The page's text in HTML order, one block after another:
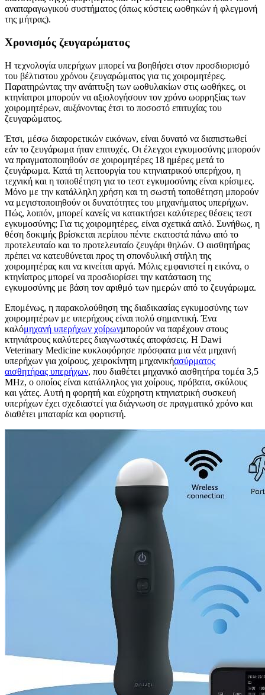
αναπαραγωγικού συστήματος (όπως κύστεις ωοθηκών ή φλεγμονή
της μήτρας).
Χρονισμός ζευγαρώματος
Η τεχνολογία υπερήχων μπορεί να βοηθήσει στον προσδιορισμό
του βέλτιστου χρόνου ζευγαρώματος για τις χοιρομητέρες.
Παρατηρώντας την ανάπτυξη των ωοθυλακίων στις ωοθήκες, οι
κτηνίατροι μπορούν να αξιολογήσουν τον χρόνο ωορρηξίας των
χοιρομητέρων, αυξάνοντας έτσι το ποσοστό επιτυχίας του
ζευγαρώματος.
Έτσι, μέσω διαφορετικών εικόνων, είναι δυνατό να διαπιστωθεί
εάν το ζευγάρωμα ήταν επιτυχές. Οι έλεγχοι εγκυμοσύνης μπορούν
να πραγματοποιηθούν σε χοιρομητέρες 18 ημέρες μετά το
ζευγάρωμα. Κατά τη λειτουργία του κτηνιατρικού υπερήχου, η
τεχνική και η τοποθέτηση για το τεστ εγκυμοσύνης είναι κρίσιμες.
Μόνο με την κατάλληλη χρήση και τη σωστή τοποθέτηση μπορούν
να μεγιστοποιηθούν οι δυνατότητες του μηχανήματος υπερήχων.
Πώς, λοιπόν, μπορεί κανείς να κατακτήσει καλύτερες θέσεις τεστ
εγκυμοσύνης; Για τις χοιρομητέρες, είναι σχετικά απλό. Συνήθως, η
θέση δοκιμής βρίσκεται περίπου πέντε εκατοστά πάνω από το
προτελευταίο και το προτελευταίο ζευγάρι θηλών. Ο αισθητήρας
πρέπει να κατευθύνεται προς τη σπονδυλική στήλη της
χοιρομητέρας και να κινείται αργά. Μόλις εμφανιστεί η εικόνα, ο
κτηνίατρος μπορεί να προσδιορίσει την κατάσταση της
εγκυμοσύνης με βάση τον αριθμό των ημερών από το ζευγάρωμα.
Επομένως, η παρακολούθηση της διαδικασίας εγκυμοσύνης των
χοιρομητέρων με υπερήχους είναι πολύ σημαντική. Ένα
καλόμηχανή υπερήχων χοίρωνμπορούν να παρέχουν στους
κτηνιάτρους καλύτερες διαγνωστικές αποφάσεις. Η Dawi
Veterinary Medicine κυκλοφόρησε πρόσφατα μια νέα μηχανή
υπερήχων για χοίρους, χειροκίνητη μηχανικήασύρματος
αισθητήρας υπερήχων, που διαθέτει μηχανικό αισθητήρα τομέα 3,5
MHz, ο οποίος είναι κατάλληλος για χοίρους, πρόβατα, σκύλους
και γάτες. Αυτή η φορητή και εύχρηστη κτηνιατρική συσκευή
υπερήχων έχει σχεδιαστεί για διάγνωση σε πραγματικό χρόνο και
διαθέτει μπαταρία και φορτιστή.